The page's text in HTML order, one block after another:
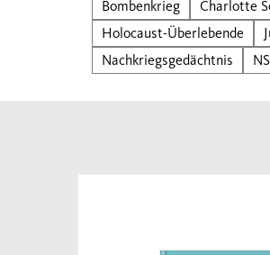
Bombenkrieg Charlotte
Holocaust-Überlebende
Nachkriegsgedächtnis